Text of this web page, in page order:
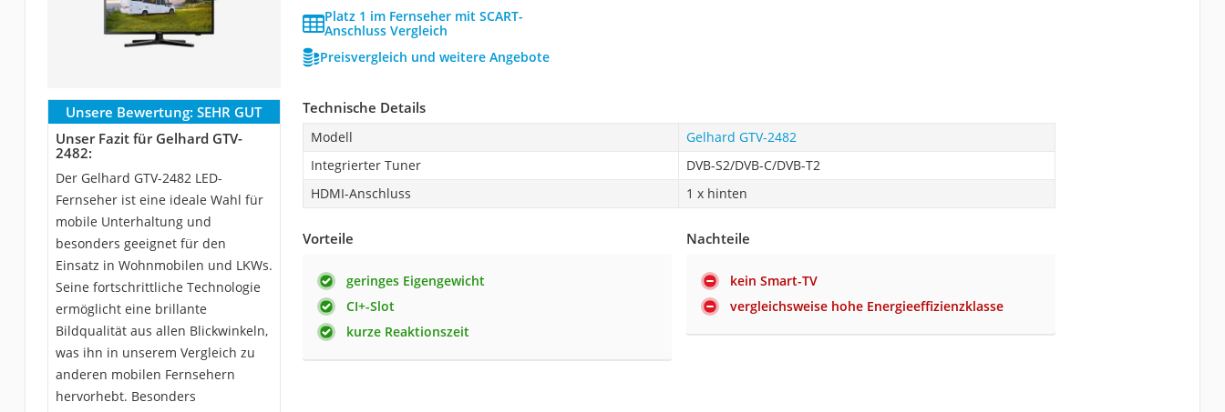
Platz 1 im Fernseher mit SCART-
Anschluss Vergleich
Preisvergleich und weitere Angebote
Unsere Bewertung: SEHR GUT
Unser Fazit für Gelhard GTV-
2482:
Der Gelhard GTV-2482 LED-
Fernseher ist eine ideale Wahl für
mobile Unterhaltung und
besonders geeignet für den
Einsatz in Wohnmobilen und LKWs.
Seine fortschrittliche Technologie
ermöglicht eine brillante
Bildqualität aus allen Blickwinkeln,
was ihn in unserem Vergleich zu
anderen mobilen Fernsehern
hervorhebt. Besonders
Technische Details
Modell
Gelhard GTV-2482
Integrierter Tuner
DVB-S2/DVB-C/DVB-T2
HDMI-Anschluss
1 x hinten
Vorteile
geringes Eigengewicht
CI+-Slot
kurze Reaktionszeit
Nachteile
kein Smart-TV
vergleichsweise hohe Energieeffizienzklasse